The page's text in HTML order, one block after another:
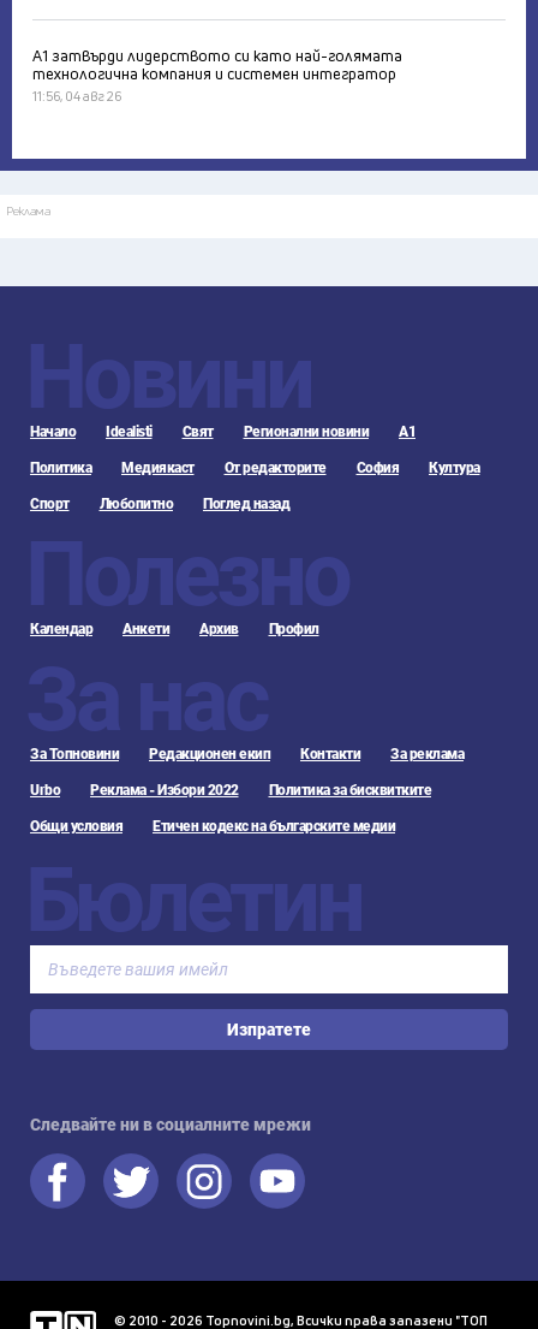
А1 затвърди лидерството си като най-голямата
технологична компания и системен интегратор
11:56, 04 авг 26
Реклама
Новини
Начало Idealisti Свят Регионални новини А1
Политика Медиякаст От редакторите София Култура
Спорт Любопитно Поглед назад
Полезно
Календар Анкети Архив Профил
За нас
За Топновини Редакционен екип Контакти За реклама
Urbo Реклама - Избори 2022 Политика за бисквитките
Общи условия Етичен кодекс на българските медии
Бюлетин
Изпратете
Следвайте ни в социалните мрежи
© 2010 - 2026 Topnovini.bg, Всички права запазени "ТОП